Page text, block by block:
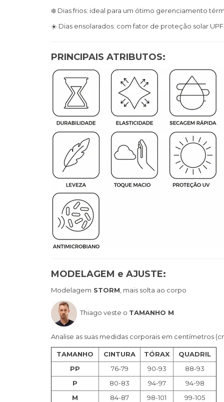
❄️ Dias frios: ideal para um ótimo gerenciamento
☀️ Dias ensolarados: com fator de proteção solar
PRINCIPAIS ATRIBUTOS:
MODELAGEM e AJUSTE:
Modelagem STORM , mais solta ao corpo
Thiago veste o TAMANHO M
Analise as suas medidas corporais em centímetros
TAMANHO CINTURA TÓRAX
QUADRIL
PP
76-79 90-93
88-93
P
80-83 94-97
94-98
M
84-87 98-101 99-105